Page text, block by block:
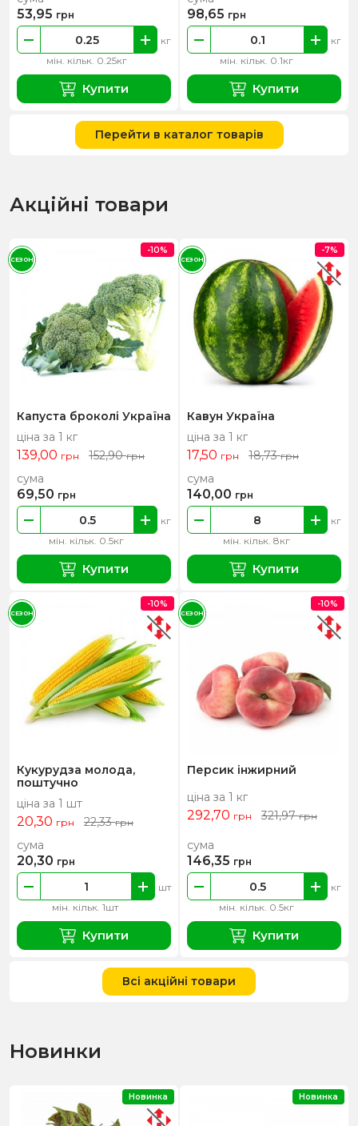
мін. кільк. 0.25кг
кг
53,95 грн
Купити
мін. кільк. 0.1кг
кг
98,65 грн
Купити
Перейти в каталог товарів
Акційні товари
Капуста броколі Україна
ціна за 1 кг
139,00 грн 152,90грн
мін. кільк. 0.5кг
кг
сума
69,50 грн
Купити
-10%
СЕЗОН
Кавун Україна
ціна за 1 кг
17,50 грн 18,73грн
мін. кільк. 8кг
кг
сума
140,00 грн
Купити
-7%
СЕЗОН
Кукурудза молода,
поштучно
ціна за 1 шт
20,30 грн 22,33грн
мін. кільк. 1шт
шт
сума
20,30 грн
Купити
-10%
СЕЗОН
Персик інжирний
ціна за 1 кг
292,70 грн 321,97грн
мін. кільк. 0.5кг
кг
сума
146,35 грн
Купити
-10%
СЕЗОН
Всі акційні товари
Новинки
Новинка Новинка